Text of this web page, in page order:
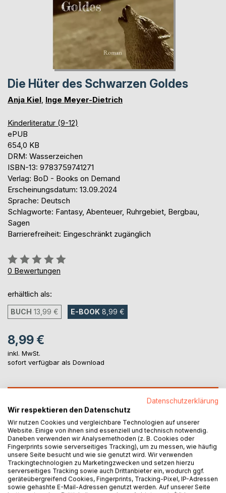
Die Hüter des Schwarzen Goldes
Anja Kiel, Inge Meyer-Dietrich
Kinderliteratur (9-12)
ePUB
654,0 KB
DRM: Wasserzeichen
ISBN-13: 9783759741271
Verlag: BoD - Books on Demand
Erscheinungsdatum: 13.09.2024
Sprache: Deutsch
Schlagworte: Fantasy, Abenteuer, Ruhrgebiet, Bergbau,
Sagen
Barrierefreiheit: Eingeschränkt zugänglich
Bewertung::
0%
0 Bewertungen
erhältlich als:
BUCH 13,99 € E-BOOK 8,99 €
8,99 €
inkl. MwSt.
sofort verfügbar als Download
Auf die Merkliste
Titel bewerten
Datenschutzerklärung
Wir respektieren den Datenschutz
Wir nutzen Cookies und vergleichbare Technologien auf unserer
Website. Einige von ihnen sind essenziell und technisch notwendig.
Daneben verwenden wir Analysemethoden (z. B. Cookies oder
Fingerprints sowie serverseitiges Tracking), um zu messen, wie häufig
unsere Seite besucht und wie sie genutzt wird. Wir verwenden
Trackingtechnologien zu Marketingzwecken und setzen hierzu
serverseitiges Tracking sowie auch Drittanbieter ein, wodurch ggf.
geräteübergreifend Cookies, Fingerprints, Tracking-Pixel, IP-Adressen
sowie gehashte E-Mail-Adressen genutzt werden. Auf unserer Seite